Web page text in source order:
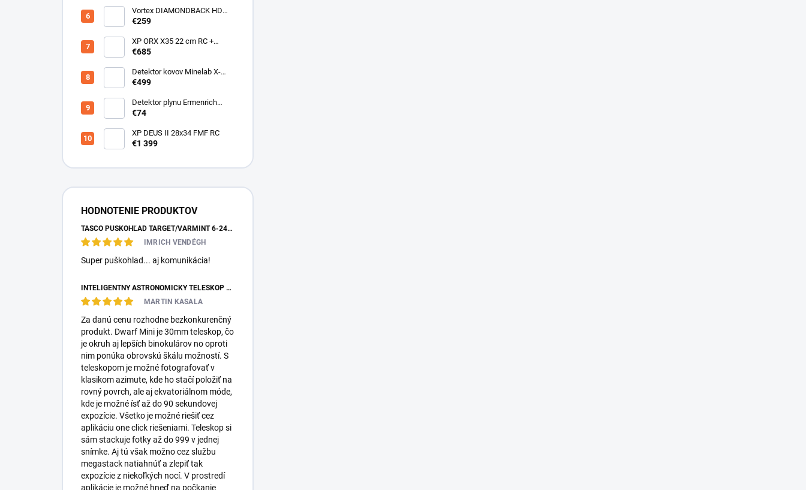
Vortex DIAMONDBACK HD
10X50
€259
XP ORX X35 22 cm RC +
bezdrôtové slúchadlá
€685
Detektor kovov Minelab X-
Terra ELITE pinpoiter set
€499
Detektor plynu Ermenrich
NG40
€74
XP DEUS II 28x34 FMF RC
€1 399
HODNOTENIE PRODUKTOV
TASCO PUŠKOHĽAD TARGET/VARMINT 6-24X42 MILDOT
IMRICH VENDÉGH
Super puškohlad... aj komunikácia!
INTELIGENTNÝ ASTRONOMICKÝ TELESKOP DWARFLAB DWARF MINI
MARTIN KASALA
Za danú cenu rozhodne bezkonkurenčný
produkt. Dwarf Mini je 30mm teleskop, čo
je okruh aj lepších binokulárov no oproti
nim ponúka obrovskú škálu možností. S
teleskopom je možné fotografovať v
klasikom azimute, kde ho stačí položiť na
rovný povrch, ale aj ekvatoriálnom móde,
kde je možné ísť až do 90 sekundovej
expozície. Všetko je možné riešiť cez
aplikáciu one click riešeniami. Teleskop si
sám stackuje fotky až do 999 v jednej
snímke. Aj tú však možno cez službu
megastack natiahnúť a zlepiť tak
expozície z niekoľkých nocí. V prostredí
aplikácie je možné hneď na počkanie